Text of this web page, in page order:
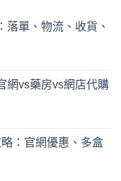
落單、物流、收貨、
網vs藥房vs網店代購
：官網優惠、多盒